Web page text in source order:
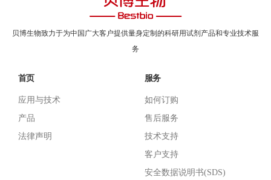
贝博生物致力于为中国广大客户提供量身定制的科研用试剂产品和专业技术服
务
首页
应用与技术
产品
法律声明
服务
如何订购
售后服务
技术支持
客户支持
安全数据说明书(SDS)